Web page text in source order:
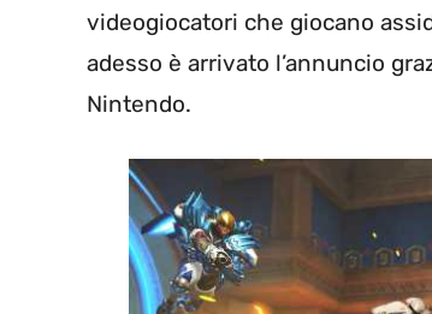
videogiocatori che giocano
adesso è arrivato l’annuncio
Nintendo.